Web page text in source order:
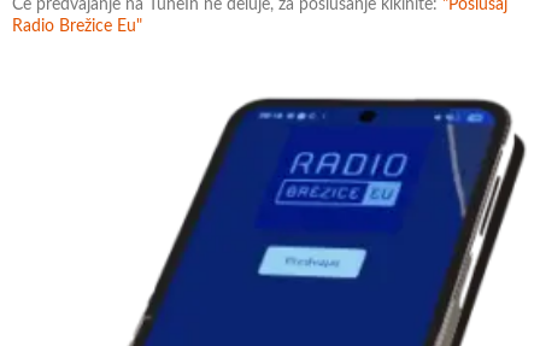
Če predvajanje na TuneIn ne deluje, za poslušanje klkinite: "Poslušaj
Radio Brežice Eu"